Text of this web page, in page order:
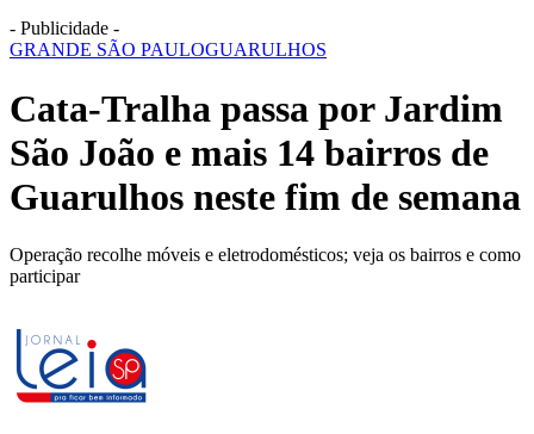
- Publicidade -
GRANDE SÃO PAULOGUARULHOS
Cata-Tralha passa por Jardim
São João e mais 14 bairros de
Guarulhos neste fim de semana
Operação recolhe móveis e eletrodomésticos; veja os bairros e como
participar